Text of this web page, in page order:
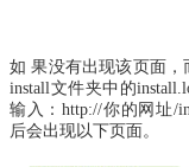
如 果没有出现该页面
install文件夹中的
输入：http://你的网址/
后会出现以下页面。